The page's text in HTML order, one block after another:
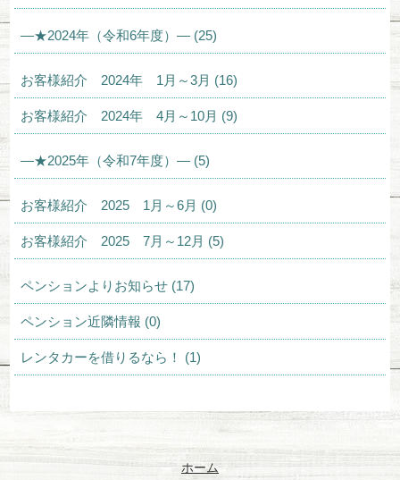
—★2024年（令和6年度）— (25)
お客様紹介 2024年 1月～3月 (16)
お客様紹介 2024年 4月～10月 (9)
—★2025年（令和7年度）— (5)
お客様紹介 2025 1月～6月 (0)
お客様紹介 2025 7月～12月 (5)
ペンションよりお知らせ (17)
ペンション近隣情報 (0)
レンタカーを借りるなら！ (1)
ホーム